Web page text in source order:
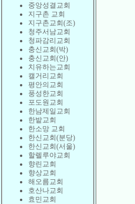
중앙성결교회
지구촌 교회
지구촌교회(조)
청주서남교회
청파감리교회
충신교회(박)
충신교회(안)
치유하는교회
캘거리교회
평안의교회
풍성한교회
포도원교회
한남제일교회
한밭교회
한소망 교회
한신교회(분당)
한신교회(서울)
할렐루야교회
향린교회
향상교회
해오름교회
호산나교회
효민교회